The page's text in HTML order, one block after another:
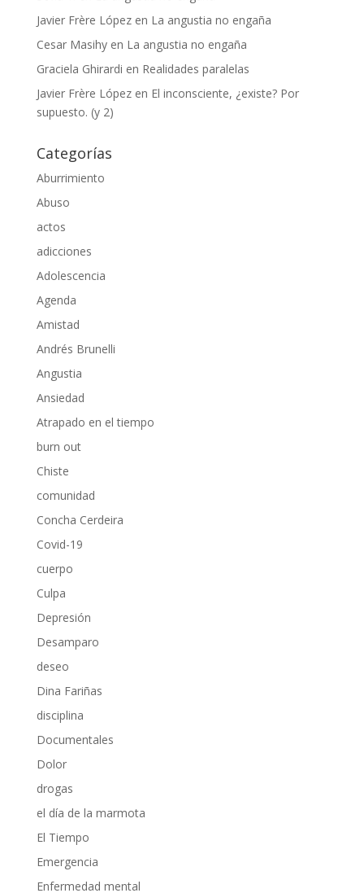
Javier Frère Lópezen La angustia no engaña
Cesar Masihyen La angustia no engaña
Graciela Ghirardi en Realidades paralelas
Javier Frère Lópezen El inconsciente, ¿existe? Por
supuesto. (y 2)
Categorías
Aburrimiento
Abuso
actos
adicciones
Adolescencia
Agenda
Amistad
Andrés Brunelli
Angustia
Ansiedad
Atrapado en el tiempo
burn out
Chiste
comunidad
Concha Cerdeira
Covid-19
cuerpo
Culpa
Depresión
Desamparo
deseo
Dina Fariñas
disciplina
Documentales
Dolor
drogas
el día de la marmota
El Tiempo
Emergencia
Enfermedad mental